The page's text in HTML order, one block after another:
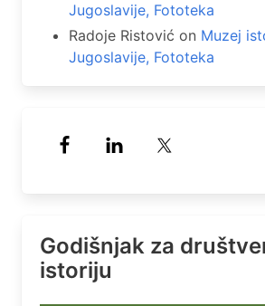
Jugoslavije, Fototeka
Radoje Ristović on Muzej
Jugoslavije, Fototeka
Godišnjak za
istoriju